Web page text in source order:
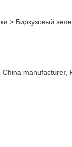
> Биркузовый